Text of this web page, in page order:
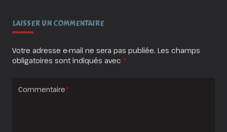
LAISSER UN COMMENTAIRE
Votre adresse e-mail ne sera pas publiée. Les champs
obligatoires sont indiqués avec *
Commentaire*